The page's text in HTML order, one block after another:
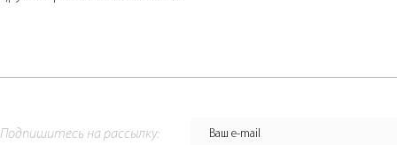
Подпишитесь на рассылку: